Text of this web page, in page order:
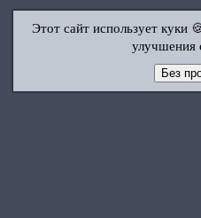
Этот сайт использует куки
улучшения
Без